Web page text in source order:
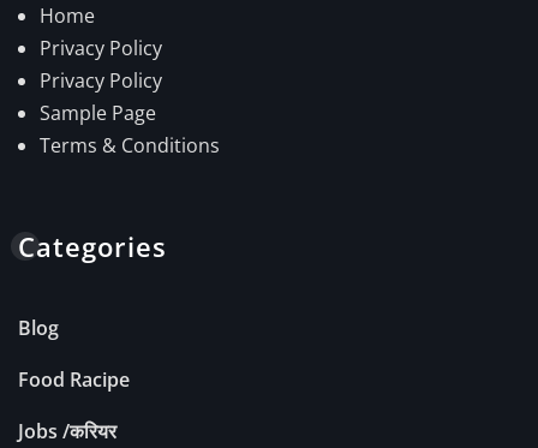
Home
Privacy Policy
Privacy Policy
Sample Page
Terms & Conditions
Categories
Blog
Food Racipe
Jobs /करियर